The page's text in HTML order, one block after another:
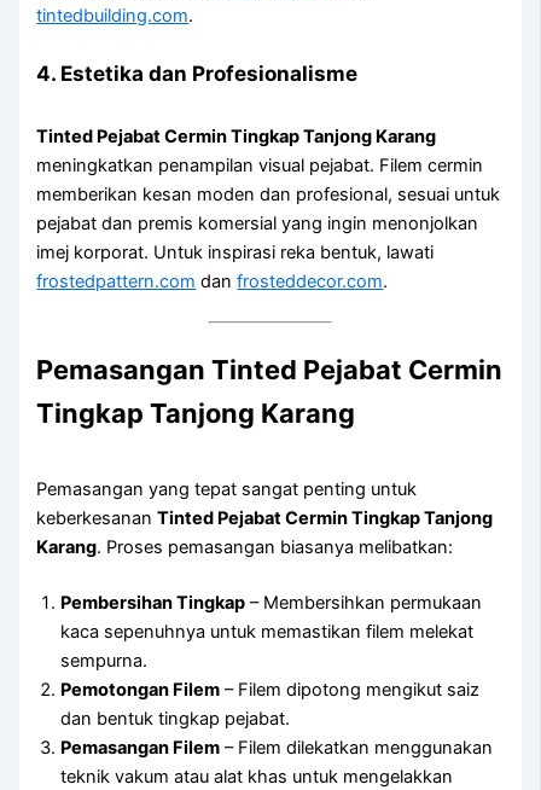
tintedbuilding.com.
4. Estetika dan Profesionalisme
Tinted Pejabat Cermin Tingkap Tanjong Karang
meningkatkan penampilan visual pejabat. Filem cermin
memberikan kesan moden dan profesional, sesuai untuk
pejabat dan premis komersial yang ingin menonjolkan
imej korporat. Untuk inspirasi reka bentuk, lawati
frostedpattern.com danfrosteddecor.com.
PemasanganTinted Pejabat Cermin
Tingkap Tanjong Karang
Pemasangan yang tepat sangat penting untuk
keberkesananTinted Pejabat Cermin Tingkap Tanjong
Karang. Proses pemasangan biasanya melibatkan:
Pembersihan Tingkap – Membersihkan permukaan
kaca sepenuhnya untuk memastikan filem melekat
sempurna.
Pemotongan Filem – Filem dipotong mengikut saiz
dan bentuk tingkap pejabat.
Pemasangan Filem – Filem dilekatkan menggunakan
teknik vakum atau alat khas untuk mengelakkan